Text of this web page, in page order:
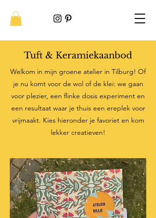
Tuft & Keramiekaanbod
Welkom in mijn groene atelier in Tilburg! Of
je nu komt voor de wol of de klei: we gaan
voor plezier, een flinke dosis experiment en
een resultaat waar je thuis een ereplek voor
vrijmaakt. Kies hieronder je favoriet en kom
lekker creatieven!